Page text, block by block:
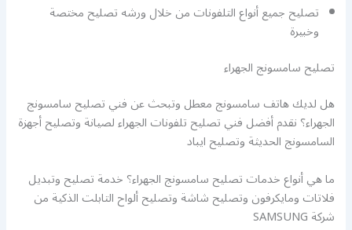
تصليح جميع أنواع التلفونات من خلال ورشه تصليح مختصة
وخبيرة
تصليح سامسونج الجهراء
هل لديك هاتف سامسونج معطل وتبحث عن فني تصليح سامسونج
الجهراء؟ نقدم أفضل فني تصليح تلفونات الجهراء لصيانة وتصليح أجهزة
السامسونج الحديثة وتصليح ايباد
ما هي أنواع خدمات تصليح سامسونج الجهراء؟ خدمة تصليح وتبديل
فلاتات ومايكرفون وتصليح شاشة وتصليح ألواح التابلت الذكية من
شركة SAMSUNG